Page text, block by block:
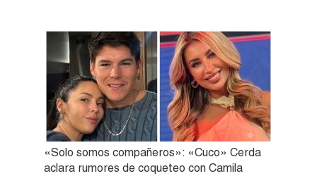
«Solo somos compañeros»: «Cuco» Cerda
aclara rumores de coqueteo con Camila